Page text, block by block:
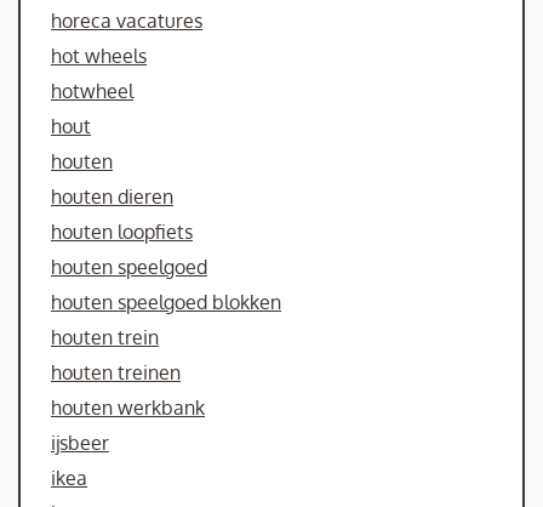
horeca vacatures
hot wheels
hotwheel
hout
houten
houten dieren
houten loopfiets
houten speelgoed
houten speelgoed blokken
houten trein
houten treinen
houten werkbank
ijsbeer
ikea